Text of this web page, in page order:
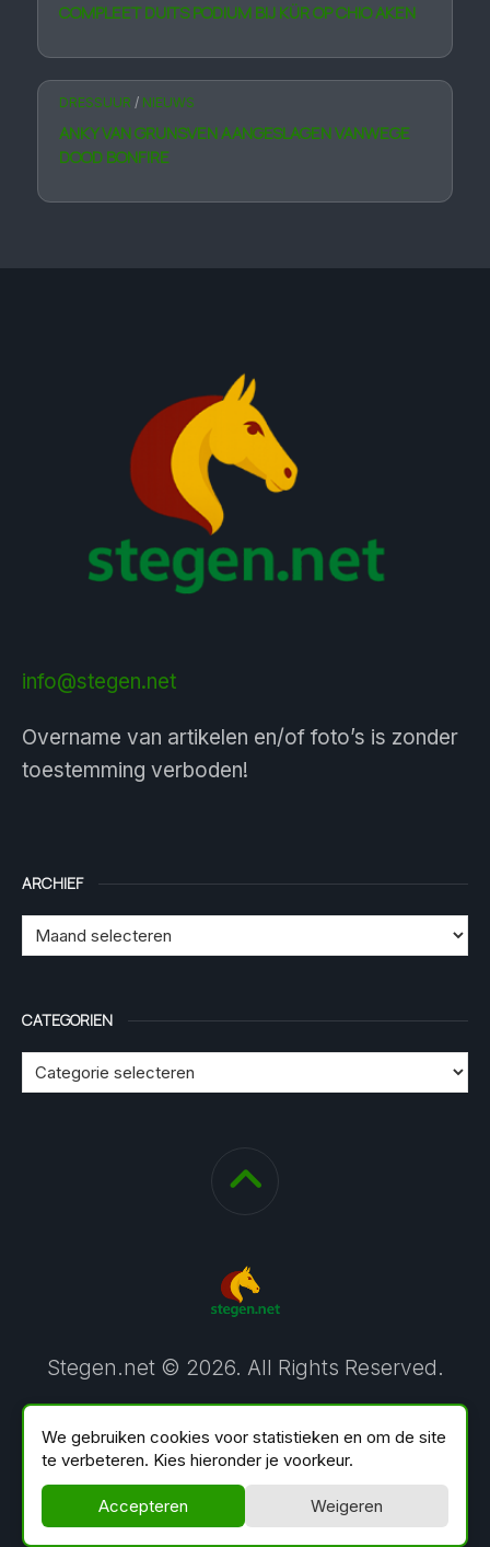
COMPLEET DUITS PODIUM BIJ KÜR OP CHIO AKEN
DRESSUUR / NIEUWS
ANKY VAN GRUNSVEN AANGESLAGEN VANWEGE
DOOD BONFIRE
info@stegen.net
Overname van artikelen en/of foto’s is zonder
toestemming verboden!
ARCHIEF
CATEGORIEN
Stegen.net © 2026. All Rights Reserved.
We gebruiken cookies voor statistieken en om de site
te verbeteren. Kies hieronder je voorkeur.
Accepteren Weigeren